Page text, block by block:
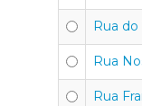
Rua do
Rua
Rua